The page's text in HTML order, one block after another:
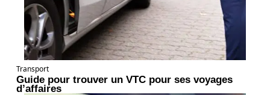
Transport
Guide pour trouver un VTC pour ses voyages
d’affaires